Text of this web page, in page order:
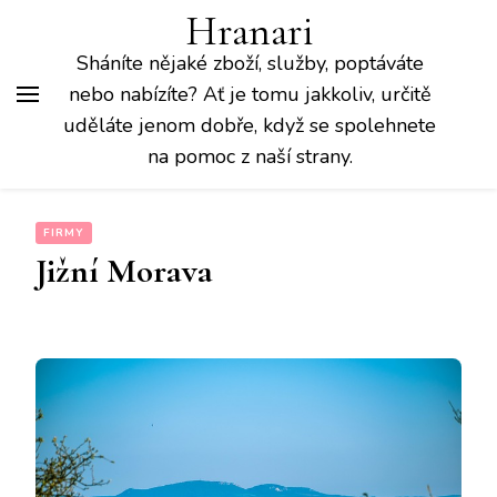
Hranari
Sháníte nějaké zboží, služby, poptáváte
nebo nabízíte? Ať je tomu jakkoliv, určitě
uděláte jenom dobře, když se spolehnete
na pomoc z naší strany.
FIRMY
Jižní Morava